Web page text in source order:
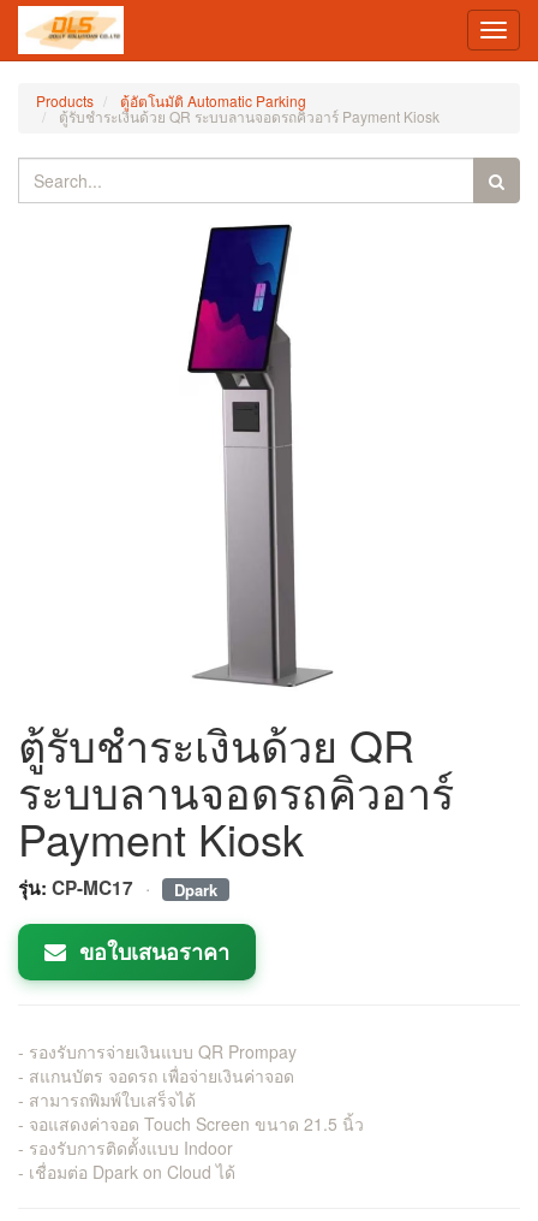
Products ตู้อัตโนมัติ Automatic Parking
ตู้รับชำระเงินด้วย QR ระบบลานจอดรถคิวอาร์ Payment Kiosk
ตู้รับชำระเงินด้วย QR
ระบบลานจอดรถคิวอาร์
Payment Kiosk
รุ่น: CP-MC17 · Dpark
ขอใบเสนอราคา
- รองรับการจ่ายเงินแบบ QR Prompay
- สแกนบัตร จอดรถ เพื่อจ่ายเงินค่าจอด
- สามารถพิมพ์ใบเสร็จได้
- จอแสดงค่าจอด Touch Screen ขนาด 21.5 นิ้ว
- รองรับการติดตั้งแบบ Indoor
- เชื่อมต่อ Dpark on Cloud ได้